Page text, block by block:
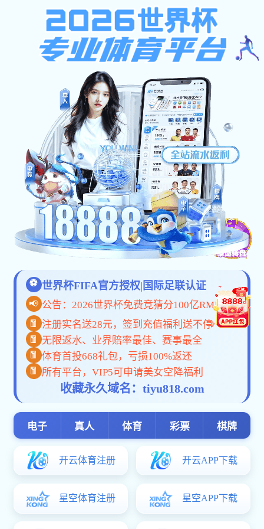
世界杯网页版-世界杯shijiebei（中国）
首页 机构简介
共0条 上页
2011 版权所有 -世界杯网
地址：东陆校区 昆明市五华区翠湖北路2号 邮编：